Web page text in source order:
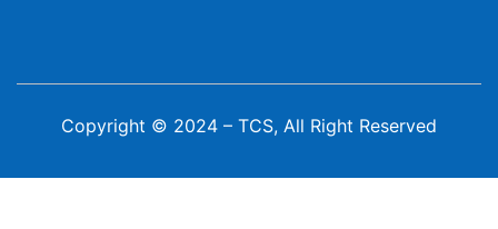
Copyright © 2024 – TCS, All Right Reserved